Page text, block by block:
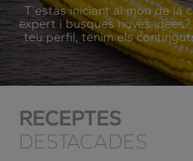
T'estàs iniciant al món de la
expert i busques noves
teu perfil, tenim els
RECEPTES
DESTACADES